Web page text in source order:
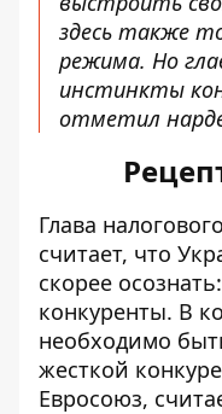
здесь также
режима. Но
инстинкты
отметил
Глава
считает, что
скорее
конкуренты. В
необходимо
жесткой
Евросоюз,